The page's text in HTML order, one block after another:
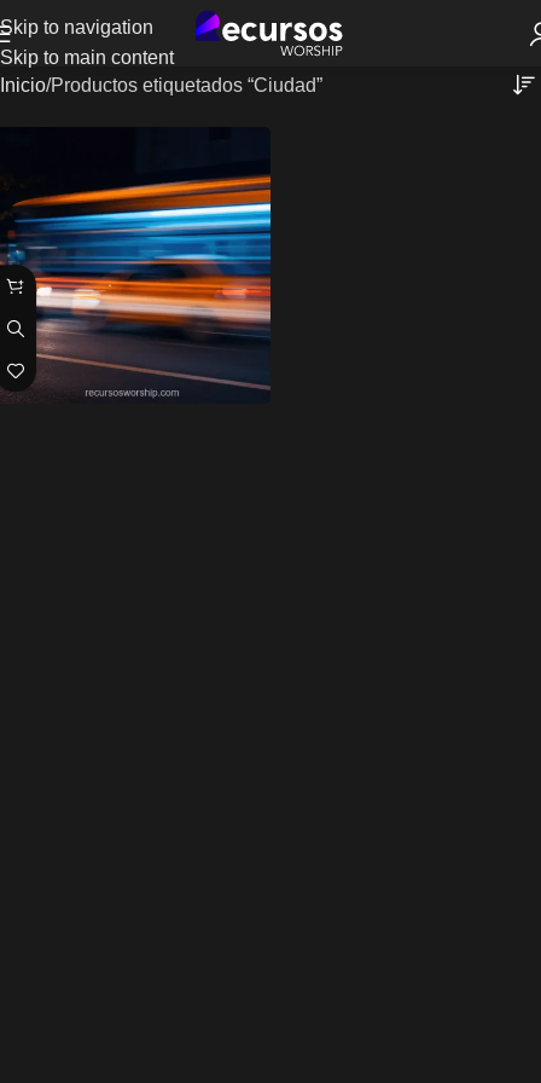
Skip to navigation
Skip to main content
Inicio Productos etiquetados “Ciudad”